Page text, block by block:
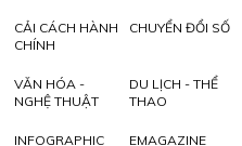
CẢI CÁCH HÀNH
CHÍNH
CHUYỂN ĐỔI SỐ
VĂN HÓA -
NGHỆ THUẬT
DU LỊCH - THỂ
THAO
INFOGRAPHIC EMAGAZINE